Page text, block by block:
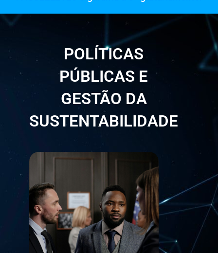
POLÍTICAS
PÚBLICAS E
GESTÃO DA
SUSTENTABILIDADE